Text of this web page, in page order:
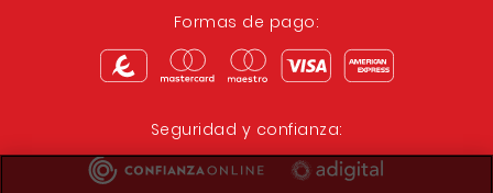
Formas de pago:
Seguridad y confianza: